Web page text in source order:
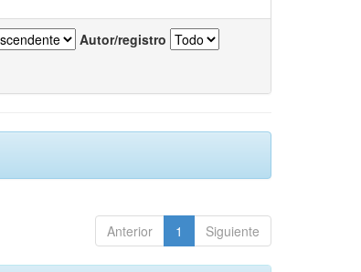
Autor/registro
Anterior 1 Siguiente